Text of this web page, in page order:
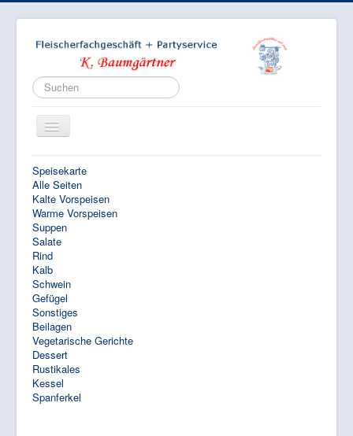
Suchen...
Toggle
Navigation
Startseite
Produktion
Verkauf
Partyservice
Bildergalerie
Stellenanzeige
Unserer Metzgerei braucht
Speisekarte
Alle Seiten
Kalte Vorspeisen
Warme Vorspeisen
Suppen
Salate
Rind
Kalb
Schwein
Gefügel
Sonstiges
Beilagen
Vegetarische Gerichte
Dessert
Rustikales
Kessel
Spanferkel